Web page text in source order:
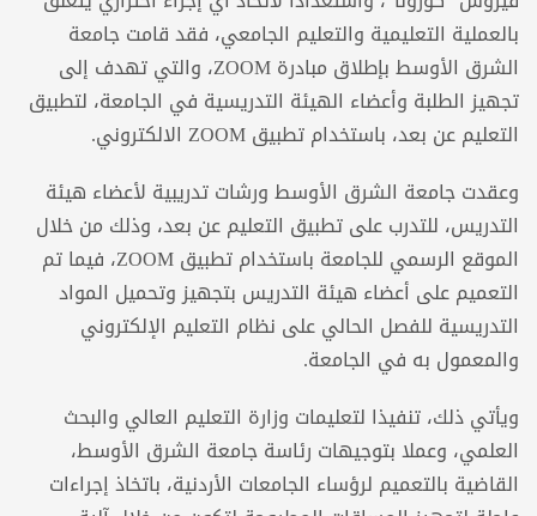
بالعملية التعليمية والتعليم الجامعي، فقد قامت جامعة
الشرق الأوسط بإطلاق مبادرة ZOOM، والتي تهدف إلى
تجهيز الطلبة وأعضاء الهيئة التدريسية في الجامعة، لتطبيق
التعليم عن بعد، باستخدام تطبيق ZOOM الالكتروني.
وعقدت جامعة الشرق الأوسط ورشات تدريبية لأعضاء هيئة
التدريس، للتدرب على تطبيق التعليم عن بعد، وذلك من خلال
الموقع الرسمي للجامعة باستخدام تطبيق ZOOM، فيما تم
التعميم على أعضاء هيئة التدريس بتجهيز وتحميل المواد
التدريسية للفصل الحالي على نظام التعليم الإلكتروني
والمعمول به في الجامعة.
ويأتي ذلك، تنفيذا لتعليمات وزارة التعليم العالي والبحث
العلمي، وعملا بتوجيهات رئاسة جامعة الشرق الأوسط،
القاضية بالتعميم لرؤساء الجامعات الأردنية، باتخاذ إجراءات